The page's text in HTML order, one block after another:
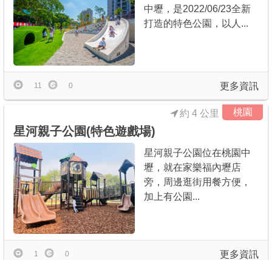
中壢，是2022/06/23全新
打造的特色公園，以人...
更多資訊
11 0
桃園
星河親子公園(特色遊戲場)
約 4 公里
星河親子公園位在桃園中
壢，就在家樂福內壢店
旁，周邊逛街用餐方便，
加上有公園...
更多資訊
1 0